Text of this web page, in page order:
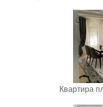
Квартира